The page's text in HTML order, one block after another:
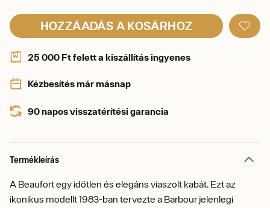
HOZZÁADÁS A KOSÁRHOZ
25 000 Ft felett a kiszállítás ingyenes
Kézbesítés már másnap
90 napos visszatérítési garancia
Termékleírás
A Beaufort egy időtlen és elegáns viaszolt kabát. Ezt az
ikonikus modellt 1983-ban tervezte a Barbour jelenlegi